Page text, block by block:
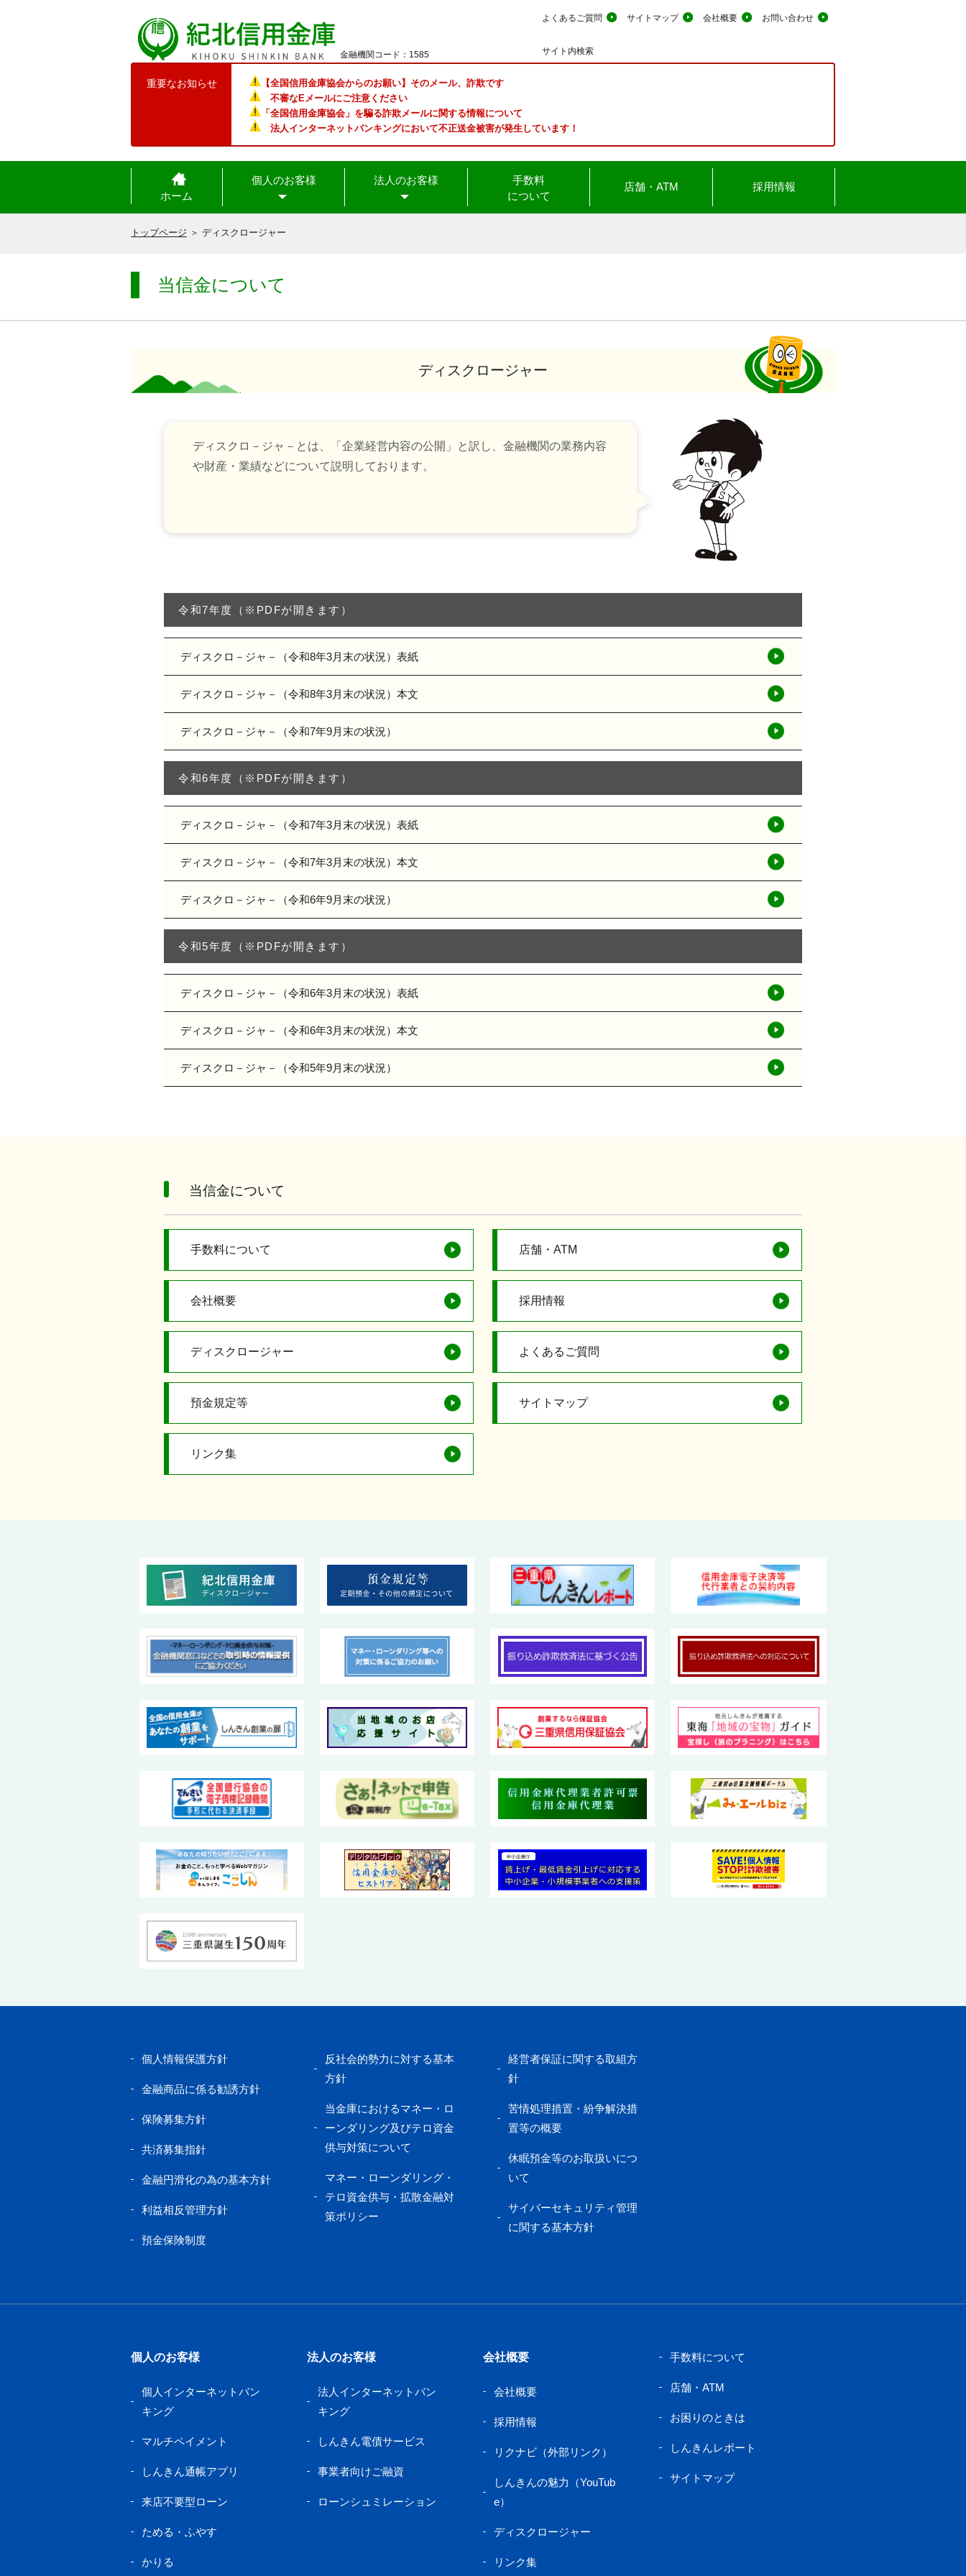
金融機関コード：1585
よくあるご質問 サイトマップ 会社概要 お問い合わせ
サイト内検索
重要なお知らせ
【全国信用金庫協会からのお願い】そのメール、詐欺です
不審なEメールにご注意ください
「全国信用金庫協会」を騙る詐欺メールに関する情報について
法人インターネットバンキングにおいて不正送金被害が発生しています！
ホーム
個人のお客様 法人のお客様
手数料
について
店舗・ATM 採用情報
トップページ ＞ ディスクロージャー
当信金について
ディスクロージャー
ディスクロ－ジャ－とは、「企業経営内容の公開」と訳し、金融機関の業務内容
や財産・業績などについて説明しております。
令和7年度（※PDFが開きます）
ディスクロ－ジャ－（令和8年3月末の状況）表紙
ディスクロ－ジャ－（令和8年3月末の状況）本文
ディスクロ－ジャ－（令和7年9月末の状況）
令和6年度（※PDFが開きます）
ディスクロ－ジャ－（令和7年3月末の状況）表紙
ディスクロ－ジャ－（令和7年3月末の状況）本文
ディスクロ－ジャ－（令和6年9月末の状況）
令和5年度（※PDFが開きます）
ディスクロ－ジャ－（令和6年3月末の状況）表紙
ディスクロ－ジャ－（令和6年3月末の状況）本文
ディスクロ－ジャ－（令和5年9月末の状況）
当信金について
手数料について 店舗・ATM
会社概要 採用情報
ディスクロージャー よくあるご質問
預金規定等 サイトマップ
リンク集
個人情報保護方針
金融商品に係る勧誘方針
保険募集方針
共済募集指針
金融円滑化の為の基本方針
利益相反管理方針
預金保険制度
反社会的勢力に対する基本
方針
当金庫におけるマネー・ロ
ーンダリング及びテロ資金
供与対策について
マネー・ローンダリング・
テロ資金供与・拡散金融対
策ポリシー
経営者保証に関する取組方
針
苦情処理措置・紛争解決措
置等の概要
休眠預金等のお取扱いにつ
いて
サイバーセキュリティ管理
に関する基本方針
個人のお客様
個人インターネットバン
キング
マルチペイメント
しんきん通帳アプリ
来店不要型ローン
ためる・ふやす
かりる
法人のお客様
法人インターネットバン
キング
しんきん電債サービス
事業者向けご融資
ローンシュミレーション
会社概要
会社概要
採用情報
リクナビ（外部リンク）
しんきんの魅力（YouTub
e）
ディスクロージャー
リンク集
手数料について
店舗・ATM
お困りのときは
しんきんレポート
サイトマップ